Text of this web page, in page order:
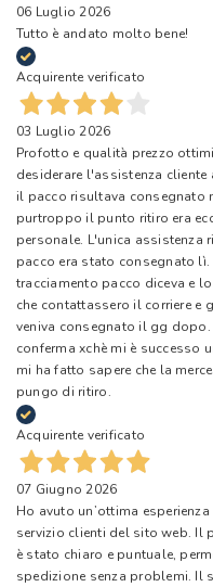
06 Luglio 2026
Tutto è andato molto bene!
Acquirente verificato
03 Luglio 2026
Profotto e qualità prezzo
desiderare l'assistenza
il pacco risultava consegnato
purtroppo il punto ritiro era
personale. L'unica assistenza
pacco era stato consegnato
tracciamento pacco diceva e
che contattassero il corriere e
veniva consegnato il gg
conferma xchè mi è successo
mi ha fatto sapere che la
pungo di ritiro.
Acquirente verificato
07 Giugno 2026
Ho avuto un’ottima
servizio clienti del sito web. Il
è stato chiaro e puntuale,
spedizione senza problemi. Il